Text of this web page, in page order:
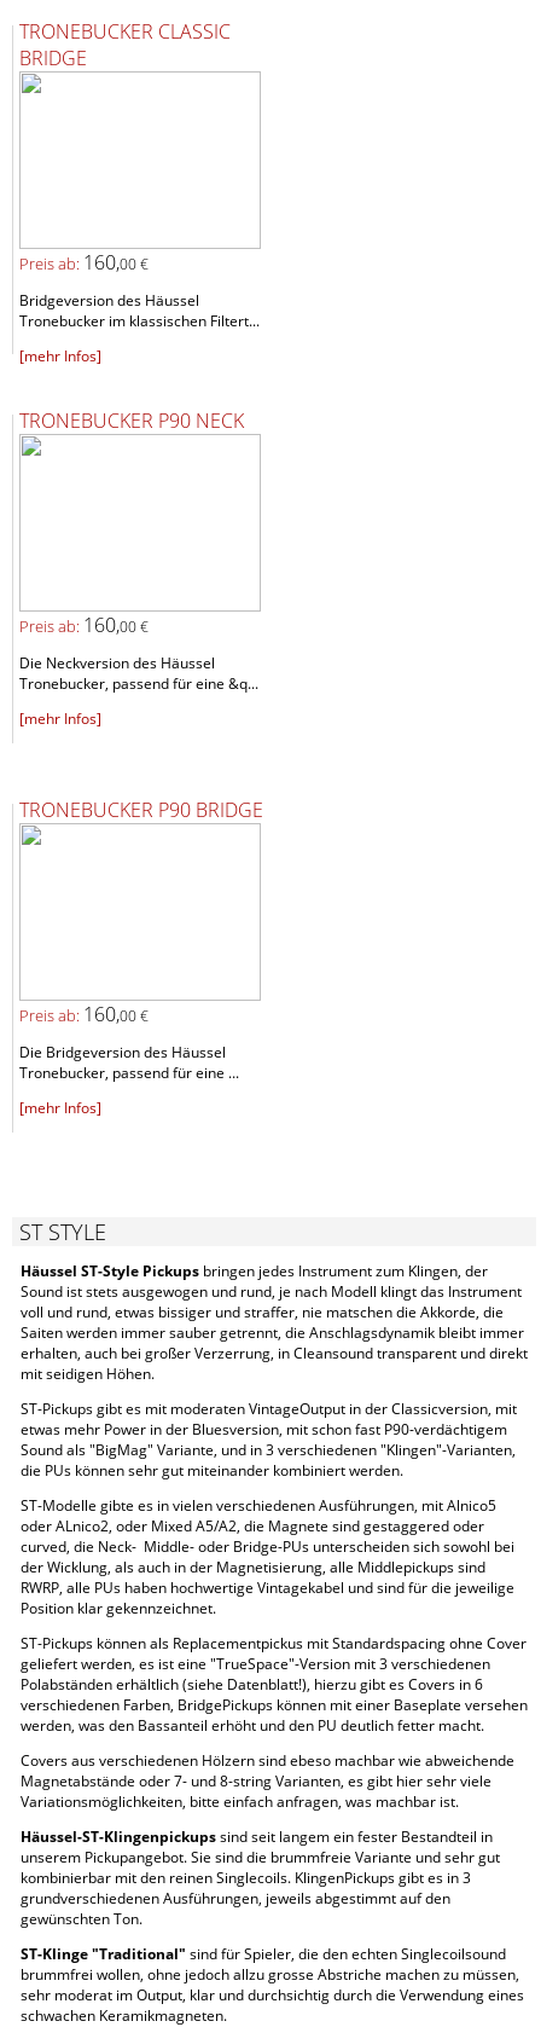
TRONEBUCKER CLASSIC
BRIDGE
Preis ab: 160,00 €
Bridgeversion des Häussel
Tronebucker im klassischen Filtert...
[mehr Infos]
TRONEBUCKER P90 NECK
Preis ab: 160,00 €
Die Neckversion des Häussel
Tronebucker, passend für eine &q...
[mehr Infos]
TRONEBUCKER P90 BRIDGE
Preis ab: 160,00 €
Die Bridgeversion des Häussel
Tronebucker, passend für eine ...
[mehr Infos]
ST STYLE
Häussel ST-Style Pickups bringen jedes Instrument zum Klingen, der
Sound ist stets ausgewogen und rund, je nach Modell klingt das Instrument
voll und rund, etwas bissiger und straffer, nie matschen die Akkorde, die
Saiten werden immer sauber getrennt, die Anschlagsdynamik bleibt immer
erhalten, auch bei großer Verzerrung, in Cleansound transparent und direkt
mit seidigen Höhen.
ST-Pickups gibt es mit moderaten VintageOutput in der Classicversion, mit
etwas mehr Power in der Bluesversion, mit schon fast P90-verdächtigem
Sound als "BigMag" Variante, und in 3 verschiedenen "Klingen"-Varianten,
die PUs können sehr gut miteinander kombiniert werden.
ST-Modelle gibte es in vielen verschiedenen Ausführungen, mit Alnico5
oder ALnico2, oder Mixed A5/A2, die Magnete sind gestaggered oder
curved, die Neck- Middle- oder Bridge-PUs unterscheiden sich sowohl bei
der Wicklung, als auch in der Magnetisierung, alle Middlepickups sind
RWRP, alle PUs haben hochwertige Vintagekabel und sind für die jeweilige
Position klar gekennzeichnet.
ST-Pickups können als Replacementpickus mit Standardspacing ohne Cover
geliefert werden, es ist eine "TrueSpace"-Version mit 3 verschiedenen
Polabständen erhältlich (siehe Datenblatt!), hierzu gibt es Covers in 6
verschiedenen Farben, BridgePickups können mit einer Baseplate versehen
werden, was den Bassanteil erhöht und den PU deutlich fetter macht.
Covers aus verschiedenen Hölzern sind ebeso machbar wie abweichende
Magnetabstände oder 7- und 8-string Varianten, es gibt hier sehr viele
Variationsmöglichkeiten, bitte einfach anfragen, was machbar ist.
Häussel-ST-Klingenpickupssind seit langem ein fester Bestandteil in
unserem Pickupangebot. Sie sind die brummfreie Variante und sehr gut
kombinierbar mit den reinen Singlecoils. KlingenPickups gibt es in 3
grundverschiedenen Ausführungen, jeweils abgestimmt auf den
gewünschten Ton.
ST-Klinge "Traditional" sind für Spieler, die den echten Singlecoilsound
brummfrei wollen, ohne jedoch allzu grosse Abstriche machen zu müssen,
sehr moderat im Output, klar und durchsichtig durch die Verwendung eines
schwachen Keramikmagneten.